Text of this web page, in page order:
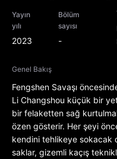
Yayın
yılı
2023
Bölüm
sayısı
-
Genel Bakış
Fengshen Savaşı
Li Changshou küçük bir
bir felaketten sağ
özen gösterir. Her şeyi
kendini tehlikeye sokacak
saklar, gizemli kaçış